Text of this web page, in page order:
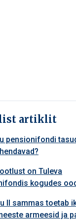
artiklit
pensionifondi
on Tuleva
kogudes
II sammas toetab
armeesid ja